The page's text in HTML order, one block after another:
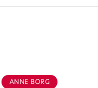
ANNE BORG